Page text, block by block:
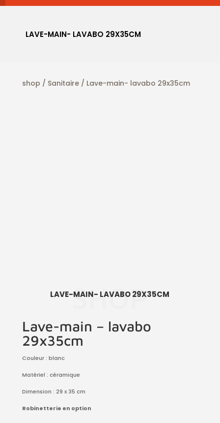
LAVE-MAIN- LAVABO 29X35CM
shop / Sanitaire/ Lave-main- lavabo 29x35cm
SHOP
LAVE-MAIN- LAVABO 29X35CM
Lave-main – lavabo
29x35cm
Couleur : blanc
Matériel : céramique
Dimension : 29 x 35 cm
Robinetterie en option